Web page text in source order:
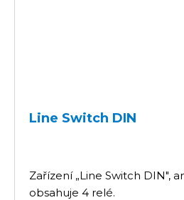
Line Switch DIN
Zařízení „Line Switch DIN",
obsahuje 4 relé.